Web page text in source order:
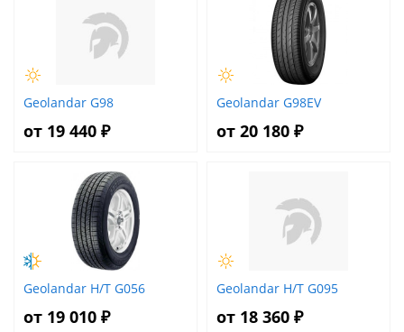
Geolandar G98
от 19 440 ₽
Geolandar G98EV
от 20 180 ₽
Geolandar H/T G056
от 19 010 ₽
Geolandar H/T G095
от 18 360 ₽